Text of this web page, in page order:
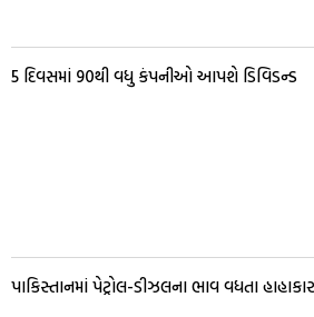
5 દિવસમાં 90થી વધુ કંપનીઓ આપશે ડિવિડન્ડ
પાકિસ્તાનમાં પેટ્રોલ-ડીઝલના ભાવ વધતા હાહાકાર